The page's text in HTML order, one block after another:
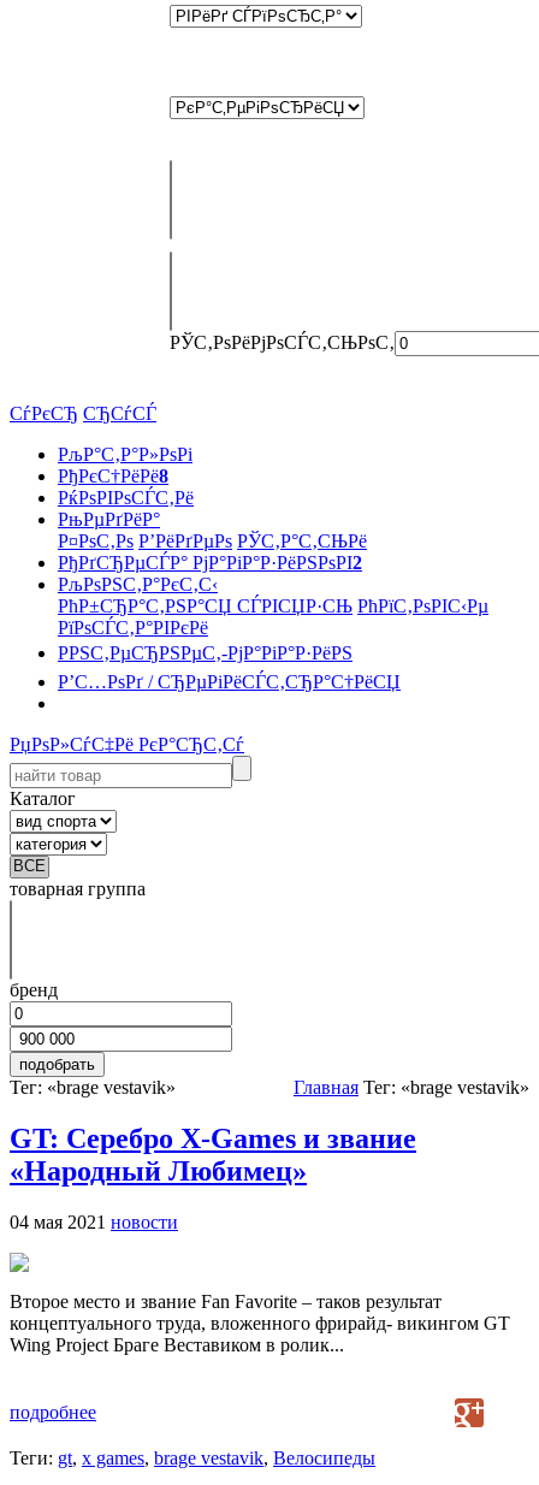
РЎС‚РѕРёРјРѕСЃС‚СЊРѕС‚
СѓРєСЂ СЂСѓСЃ
РљР°С‚Р°Р»РѕРі
РђРєС†РёРё8
РќРѕРІРѕСЃС‚Рё
РњРµРґРёР°
Р¤РѕС‚Рѕ Р’РёРґРµРѕ РЎС‚Р°С‚СЊРё
РђРґСЂРµСЃР° РјР°РіР°Р·РёРЅРѕРІ2
РљРѕРЅС‚Р°РєС‚С‹
РћР±СЂР°С‚РЅР°СЏ СЃРІСЏР·СЊ РћРїС‚РѕРІС‹Рµ
РїРѕСЃС‚Р°РІРєРё
РРЅС‚РµСЂРЅРµС‚-РјР°РіР°Р·РёРЅ
Р’С…РѕРґ / СЂРµРіРёСЃС‚СЂР°С†РёСЏ
РџРѕР»СѓС‡Рё РєР°СЂС‚Сѓ
Каталог
товарная группа
бренд
Тег: «brage vestavik» Главная Тег: «brage vestavik»
GT: Серебро X-Games и звание
«Народный Любимец»
04 мая 2021 новости
Второе место и звание Fan Favorite – таков результат
концептуального труда, вложенного фрирайд- викингом GT
Wing Project Браге Веставиком в ролик...
подробнее
Теги: gt, x games, brage vestavik, Велосипеды